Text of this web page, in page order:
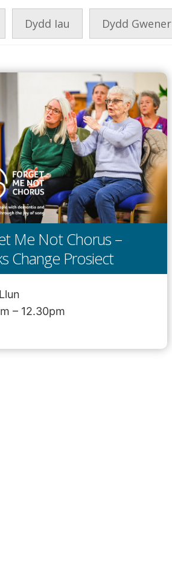
Dydd Iau Dydd Gwener
Me Not Chorus –
Change Prosiect
– 12.30pm